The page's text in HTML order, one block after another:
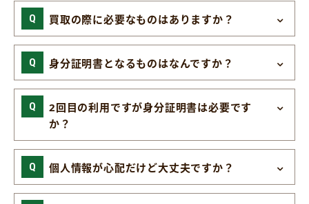
買取の際に必要なものはありますか？
身分証明書となるものはなんですか？
2回目の利用ですが身分証明書は必要です
か？
個人情報が心配だけど大丈夫ですか？